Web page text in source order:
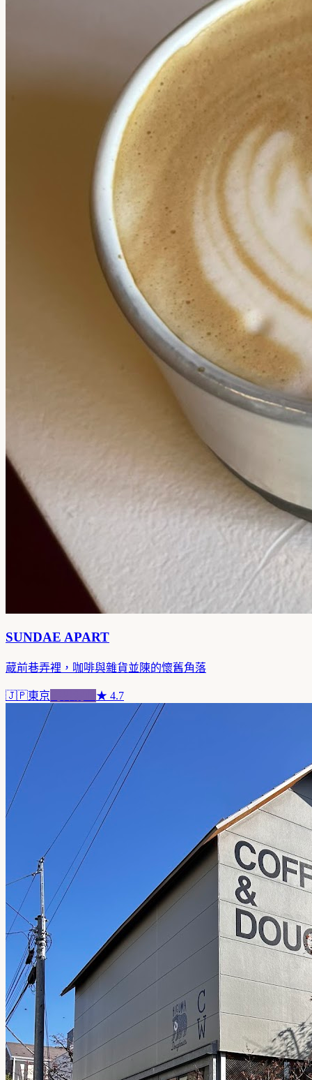
SUNDAE APART
蔵前巷弄裡，咖啡與雜貨並陳的懷舊角落
🇯🇵東京 ★ 4.7